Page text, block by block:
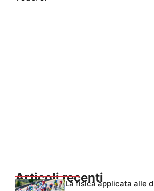
Articoli recentiLa fisica applicata alle